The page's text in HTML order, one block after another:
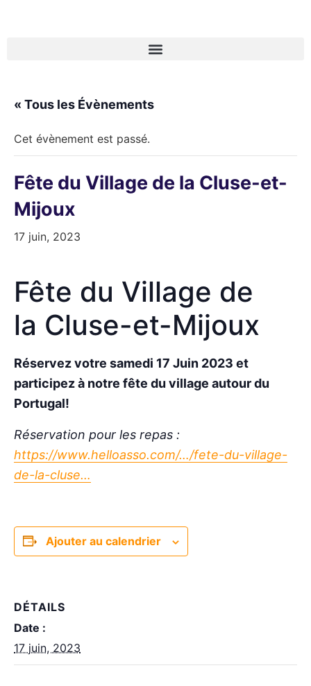
« Tous les Évènements
Cet évènement est passé.
Fête du Village de la Cluse-et-
Mijoux
17 juin, 2023
Fête du Village de
la Cluse-et-Mijoux
Réservez votre samedi 17 Juin 2023 et
participez à notre fête du village autour du
Portugal!
Réservation pour les repas :
https://www.helloasso.com/…/fete-du-village-
de-la-cluse…
Ajouter au calendrier
DÉTAILS
Date :
17 juin, 2023